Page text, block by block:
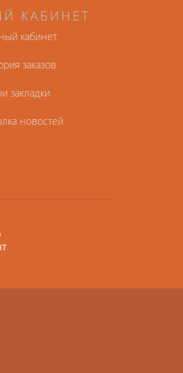
КАБИНЕТ
кабинет
заказов
закладки
новостей